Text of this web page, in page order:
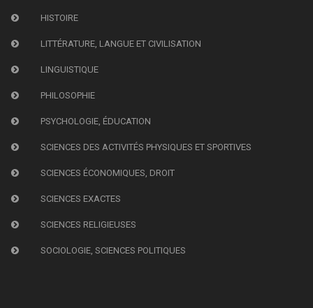
HISTOIRE
LITTÉRATURE, LANGUE ET CIVILISATION
LINGUISTIQUE
PHILOSOPHIE
PSYCHOLOGIE, ÉDUCATION
SCIENCES DES ACTIVITÉS PHYSIQUES ET SPORTIVES
SCIENCES ÉCONOMIQUES, DROIT
SCIENCES EXACTES
SCIENCES RELIGIEUSES
SOCIOLOGIE, SCIENCES POLITIQUES